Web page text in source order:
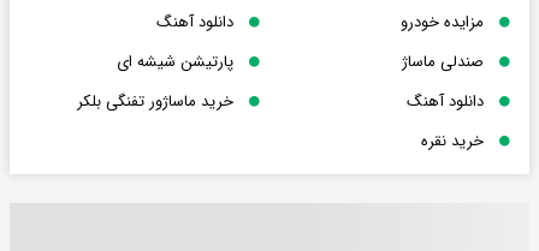
مزایده خودرو
دانلود آهنگ
صندلی ماساژ
پارتیشن شیشه ای
دانلود آهنگ
خرید ماساژور تفنگی بلکر
خرید نقره